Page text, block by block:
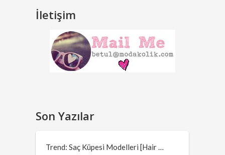
İletişim
Son Yazılar
Trend: Saç Küpesi Modelleri [Hair …